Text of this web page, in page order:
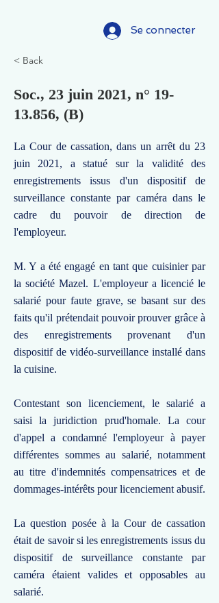
Se connecter
< Back
Soc., 23 juin 2021, n° 19-
13.856, (B)
La Cour de cassation, dans un arrêt du 23
juin 2021, a statué sur la validité des
enregistrements issus d'un dispositif de
surveillance constante par caméra dans le
cadre du pouvoir de direction de
l'employeur.
M. Y a été engagé en tant que cuisinier par
la société Mazel. L'employeur a licencié le
salarié pour faute grave, se basant sur des
faits qu'il prétendait pouvoir prouver grâce à
des enregistrements provenant d'un
dispositif de vidéo-surveillance installé dans
la cuisine.
Contestant son licenciement, le salarié a
saisi la juridiction prud'homale. La cour
d'appel a condamné l'employeur à payer
différentes sommes au salarié, notamment
au titre d'indemnités compensatrices et de
dommages-intérêts pour licenciement abusif.
La question posée à la Cour de cassation
était de savoir si les enregistrements issus du
dispositif de surveillance constante par
caméra étaient valides et opposables au
salarié.